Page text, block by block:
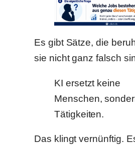
Es gibt Sätze, die
sie nicht ganz falsch
KI ersetzt keine
Menschen,
Tätigkeiten.
Das klingt vernünftig.